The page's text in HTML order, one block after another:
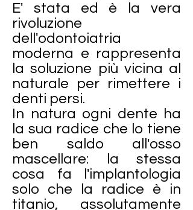
E' stata ed è la vera
rivoluzione
dell'odontoiatria
moderna e rappresenta
la soluzione più vicina al
naturale per rimettere i
denti persi.
In natura ogni dente ha
la sua radice che lo tiene
ben saldo all'osso
mascellare: la stessa
cosa fa l'implantologia
solo che la radice è in
titanio, assolutamente